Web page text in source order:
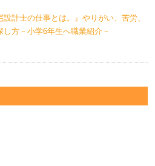
設計士の仕事とは。』やりがい、苦労、
し方－小学6年生へ職業紹介－